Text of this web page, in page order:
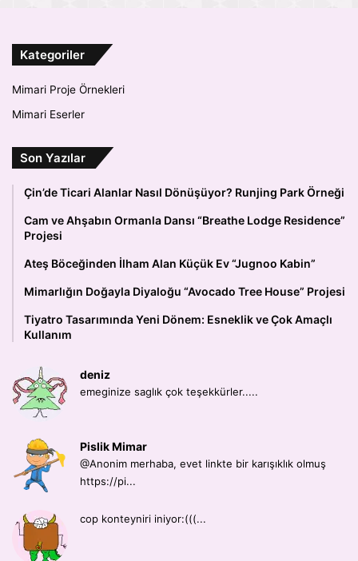
Kategoriler
Mimari Proje Örnekleri
Mimari Eserler
Son Yazılar
Çin’de Ticari Alanlar Nasıl Dönüşüyor? Runjing Park Örneği
Cam ve Ahşabın Ormanla Dansı “Breathe Lodge Residence”
Projesi
Ateş Böceğinden İlham Alan Küçük Ev “Jugnoo Kabin”
Mimarlığın Doğayla Diyaloğu “Avocado Tree House” Projesi
Tiyatro Tasarımında Yeni Dönem: Esneklik ve Çok Amaçlı
Kullanım
deniz
emeginize saglık çok teşekkürler.....
Pislik Mimar
@Anonim merhaba, evet linkte bir karışıklık olmuş
https://pi...
cop konteyniri iniyor:(((...